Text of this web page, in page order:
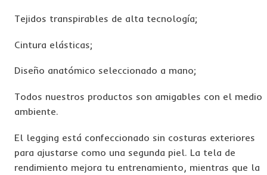
Tejidos transpirables de alta tecnología;
Cintura elásticas;
Diseño anatómico seleccionado a mano;
Todos nuestros productos son amigables con el medio
ambiente.
El legging está confeccionado sin costuras exteriores
para ajustarse como una segunda piel. La tela de
rendimiento mejora tu entrenamiento, mientras que la